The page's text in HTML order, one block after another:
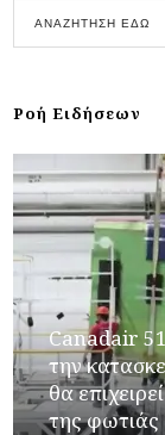
Ροή Ειδήσεων
Canadair
την
θα
της φωτιάς